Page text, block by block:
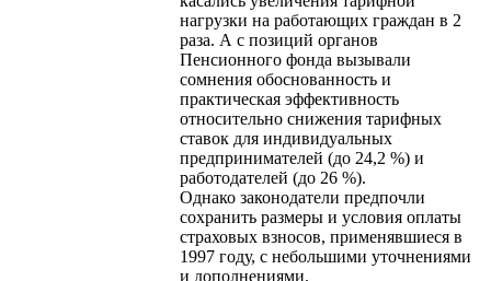
нагрузки на работающих граждан в 2
раза. А с позиций органов
Пенсионного фонда вызывали
сомнения обоснованность и
практическая эффективность
относительно снижения тарифных
ставок для индивидуальных
предпринимателей (до 24,2 %) и
работодателей (до 26 %).
Однако законодатели предпочли
сохранить размеры и условия оплаты
страховых взносов, применявшиеся в
1997 году, с небольшими уточнениями
и дополнениями.